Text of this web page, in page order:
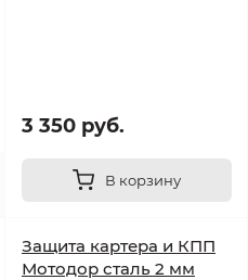
3 350 руб.
В корзину
Защита картера и КПП
Мотодор сталь 2 мм